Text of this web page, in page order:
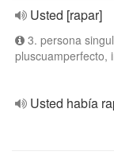
Usted [rapar]
3. persona
pluscuamperfecto,
Usted había